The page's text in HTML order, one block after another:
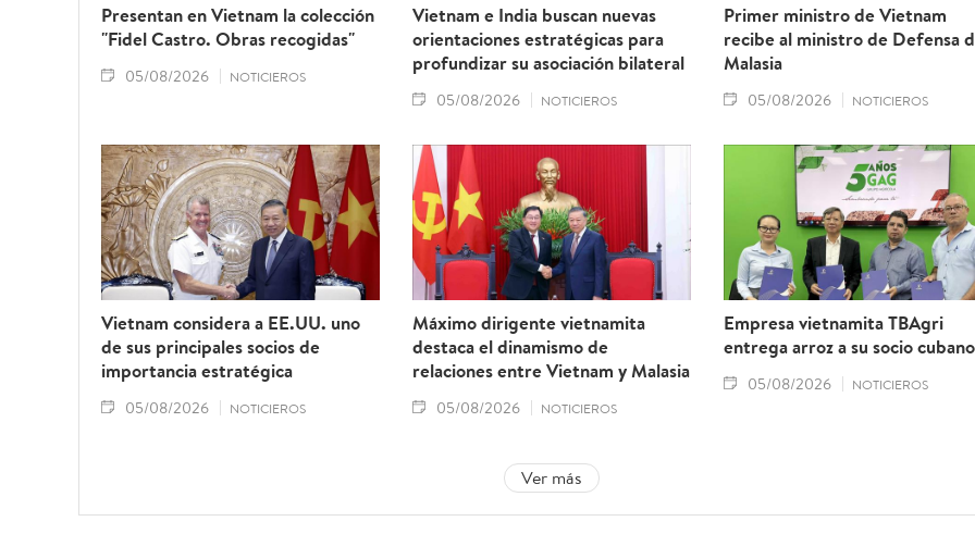
Presentan en Vietnam la colección
"Fidel Castro. Obras recogidas"
05/08/2026 NOTICIEROS
Vietnam e India buscan nuevas
orientaciones estratégicas para
profundizar su asociación bilateral
05/08/2026 NOTICIEROS
Primer ministro de Vietnam
recibe al ministro de Defensa
Malasia
05/08/2026 NOTICIEROS
Vietnam considera a EE.UU. uno
de sus principales socios de
importancia estratégica
05/08/2026 NOTICIEROS
Máximo dirigente vietnamita
destaca el dinamismo de
relaciones entre Vietnam y Malasia
05/08/2026 NOTICIEROS
Empresa vietnamita TBAgri
entrega arroz a su socio cubano
05/08/2026 NOTICIEROS
Ver más